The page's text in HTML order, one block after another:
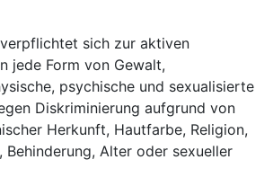
sich zur aktiven
jede Form von Gewalt,
psychische und sexualisierte
Diskriminierung aufgrund von
Herkunft, Hautfarbe, Religion,
Behinderung, Alter oder sexueller